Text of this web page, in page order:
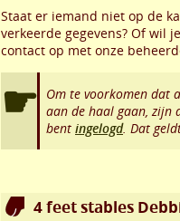
Staat er iemand niet op de
verkeerde gegevens? Of wil
contact op met onze
Om te voorkomen dat
aan de haal gaan, zijn
bent ingelogd. Dat
4 feet stables